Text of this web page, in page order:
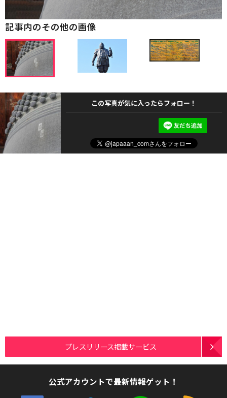
記事内のその他の画像
この写真が気に入ったらフォロー！
プレスリリース掲載サービス
公式アカウントで最新情報ゲット！